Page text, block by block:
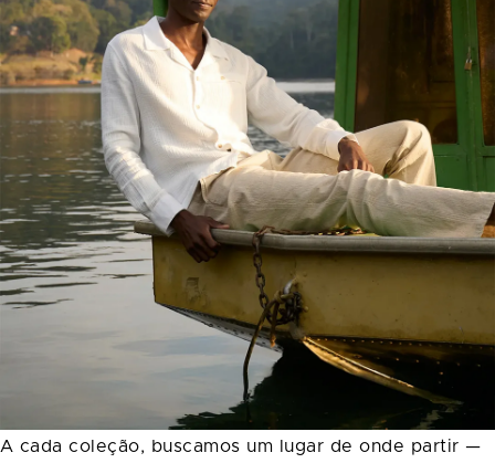
A cada coleção, buscamos um lugar de onde partir —